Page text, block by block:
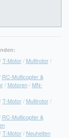
T-Motor/ Multirotor/
RC-Multicopter &
/ Motoren/ MN-
T-Motor/ Multirotor/
RC-Multicopter &
T-Motor/ Neuheiten